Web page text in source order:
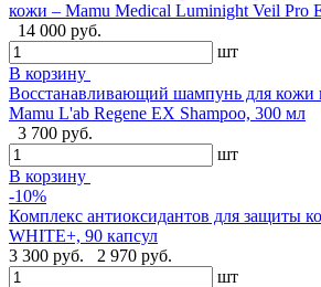
кожи – Mamu Medical Luminight Veil Pro
14 000 руб.
шт
В корзину
Восстанавливающий шампунь для кожи
Mamu L'ab Regene EX Shampoo, 300 мл
3 700 руб.
шт
В корзину
-10%
Комплекс антиоксидантов для защиты
WHITE+, 90 капсул
3 300 руб.
2 970 руб.
шт